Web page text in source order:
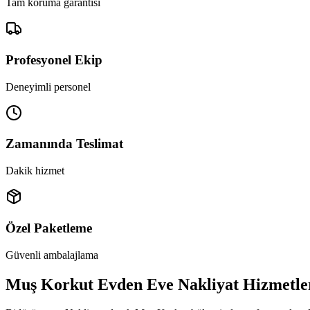
Tam koruma garantisi
Profesyonel Ekip
Deneyimli personel
Zamanında Teslimat
Dakik hizmet
Özel Paketleme
Güvenli ambalajlama
Muş Korkut Evden Eve Nakliyat